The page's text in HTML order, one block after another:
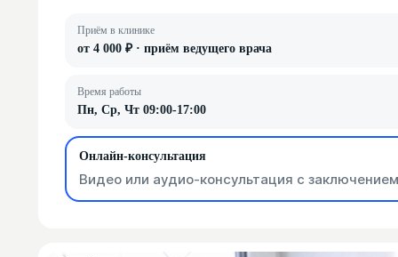
Приём в клинике
от 4 000 ₽ · приём ведущего врача
Время работы
Пн, Ср, Чт 09:00-17:00
Онлайн-консультация
Видео или аудио-консультация с